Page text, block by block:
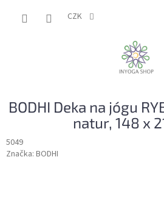
CZK
BODHI Deka na jógu
natur, 148 x
5049
Značka: BODHI